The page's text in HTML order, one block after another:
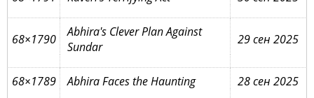
68×1790
Abhira's Clever Plan Against
Sundar
29 сен 2025
68×1789 Abhira Faces the Haunting 28 сен 2025